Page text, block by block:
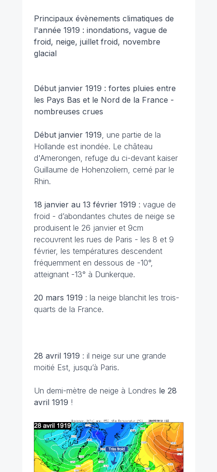
Principaux évènements climatiques de
l'année 1919 : inondations, vague de
froid, neige, juillet froid, novembre
glacial
Début janvier 1919 : fortes pluies entre
les Pays Bas et le Nord de la France -
nombreuses crues
Début janvier 1919, une partie de la
Hollande est inondée. Le château
d'Amerongen, refuge du ci-devant kaiser
Guillaume de Hohenzoliern, cerné par le
Rhin.
18 janvier au 13 février 1919 : vague de
froid - d’abondantes chutes de neige se
produisent le 26 janvier et 9cm
recouvrent les rues de Paris - les 8 et 9
février, les températures descendent
fréquemment en dessous de -10°,
atteignant -13° à Dunkerque.
20 mars 1919 : la neige blanchit les trois-
quarts de la France.
28 avril 1919 : il neige sur une grande
moitié Est, jusqu’à Paris.
Un demi-mètre de neige à Londres le 28
avril 1919 !